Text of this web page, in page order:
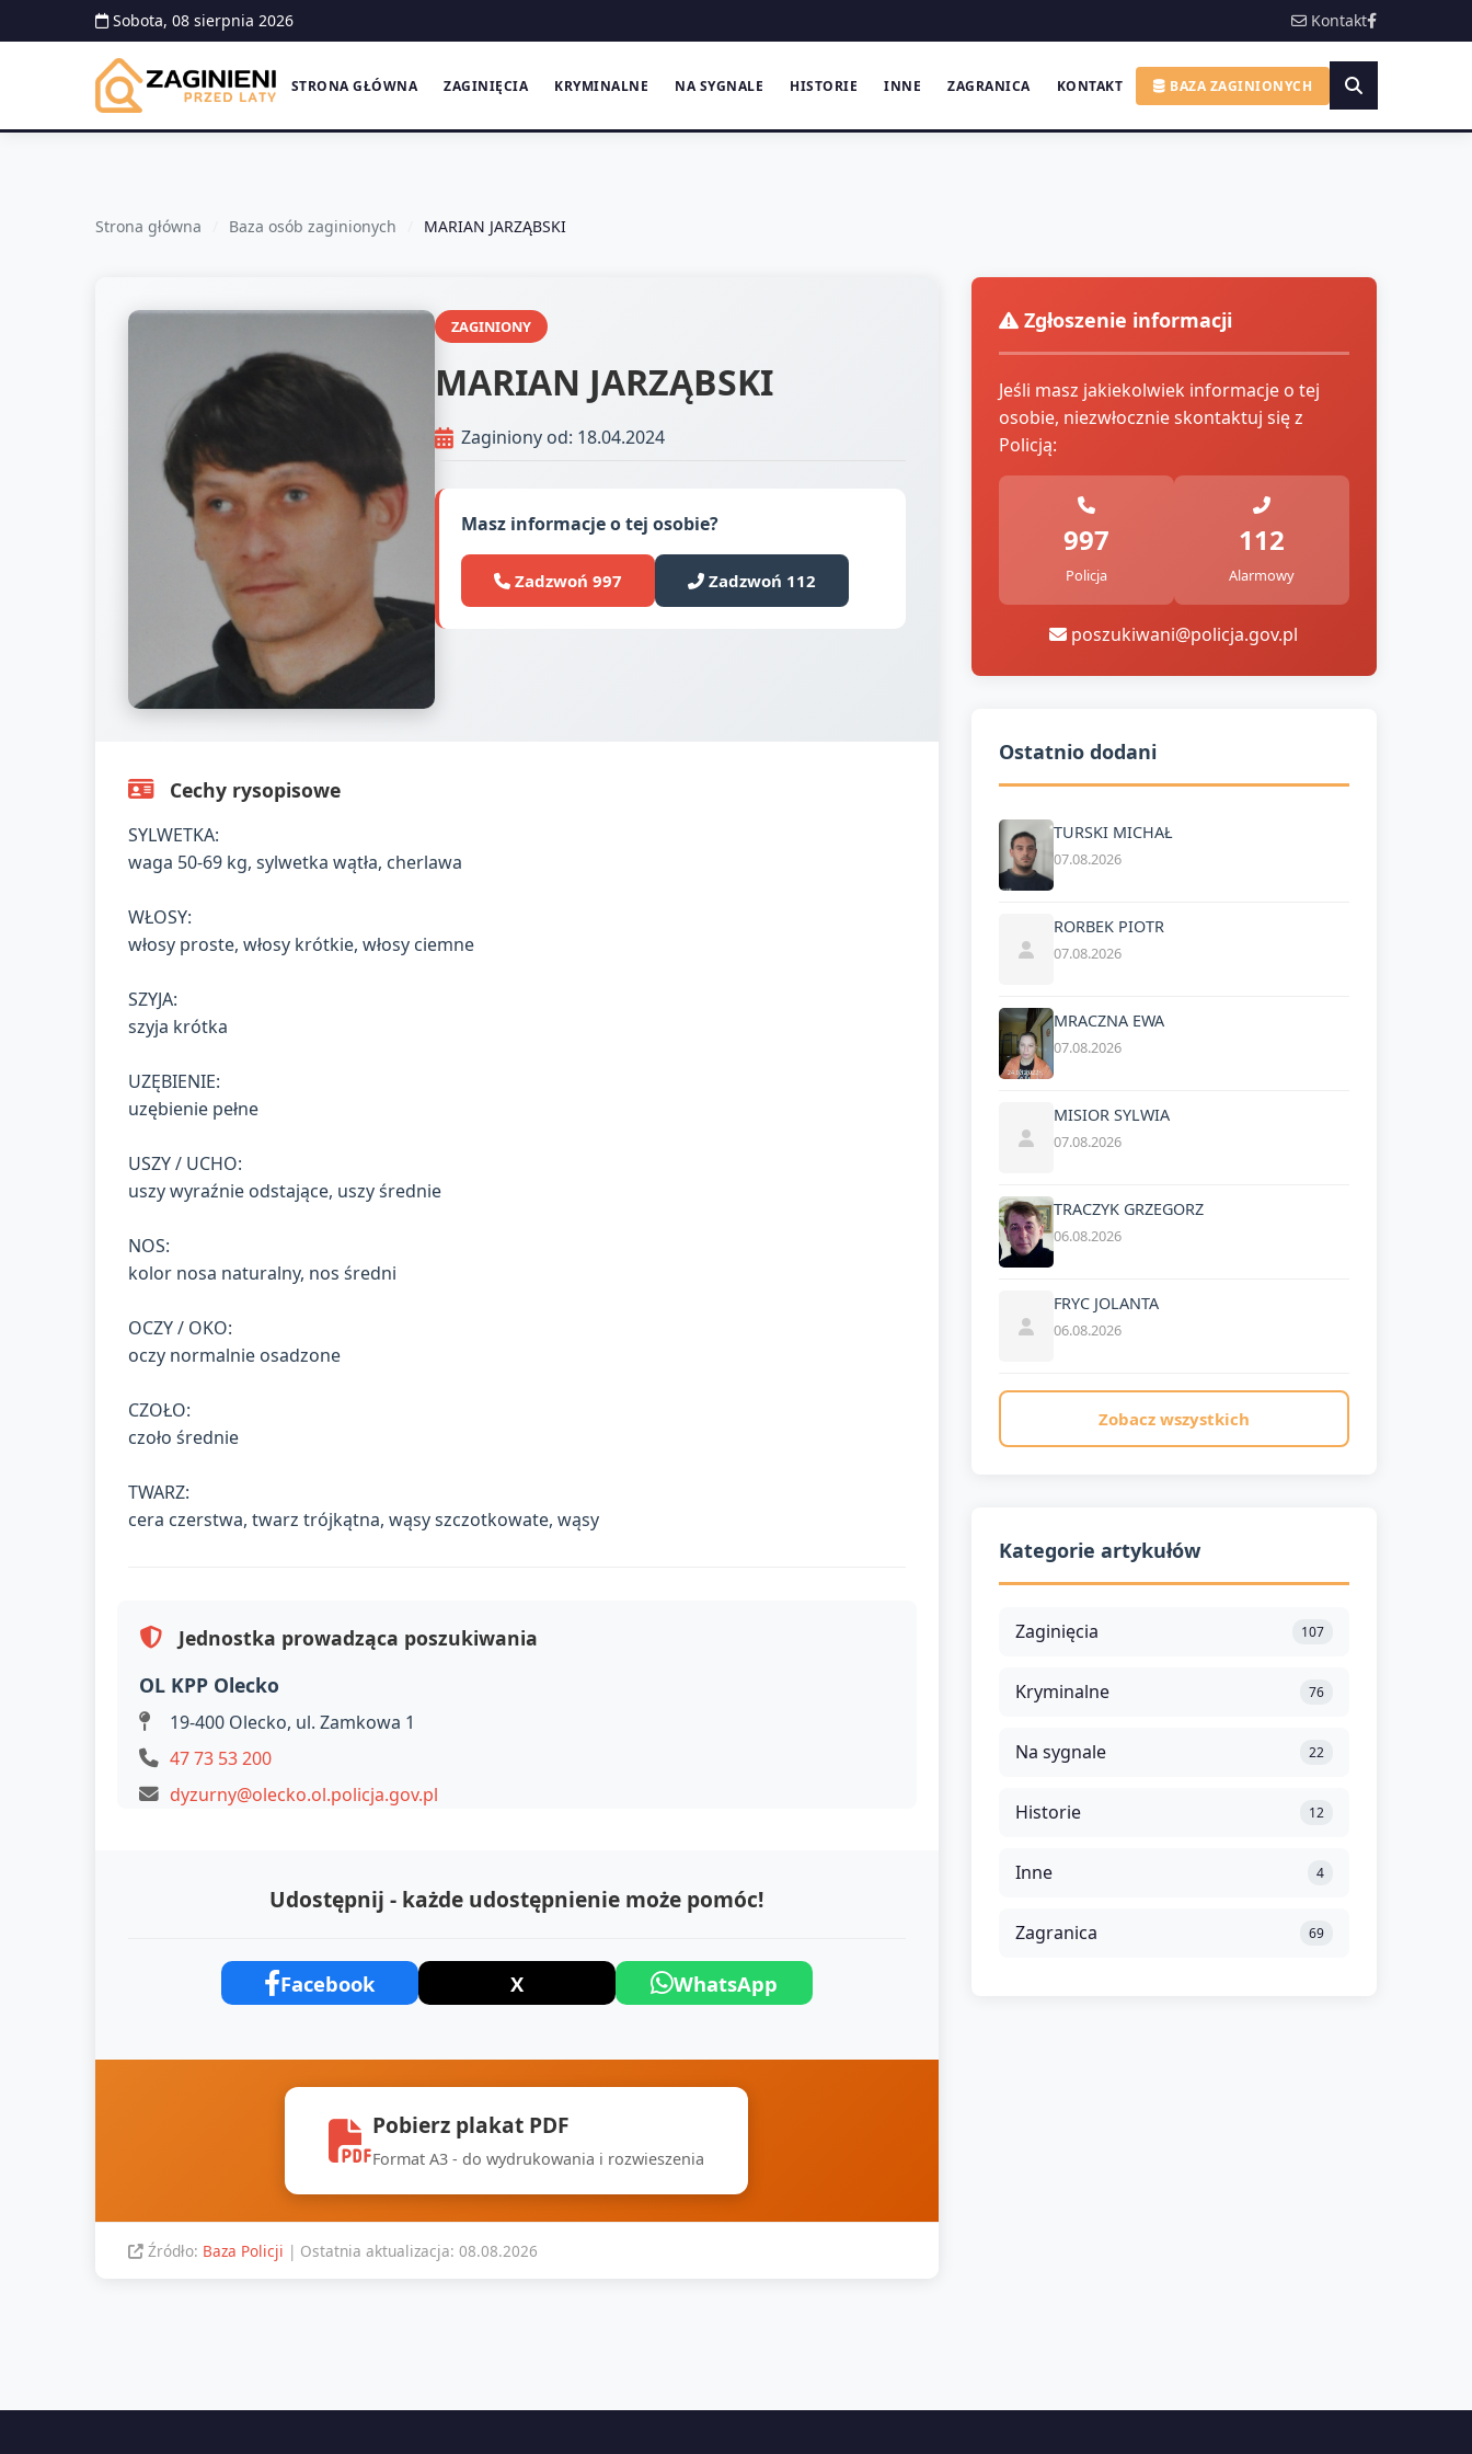
Sobota, 08 sierpnia 2026 Kontakt
STRONA GŁÓWNA ZAGINIĘCIA KRYMINALNE NA SYGNALE HISTORIE INNE ZAGRANICA KONTAKT BAZA ZAGINIONYCH
Strona główna Baza osób zaginionych MARIAN JARZĄBSKI
ZAGINIONY
MARIAN JARZĄBSKI
Zaginiony od: 18.04.2024
Masz informacje o tej osobie?
Zadzwoń 997 Zadzwoń 112
Cechy rysopisowe
SYLWETKA:
waga 50-69 kg, sylwetka wątła, cherlawa
WŁOSY:
włosy proste, włosy krótkie, włosy ciemne
SZYJA:
szyja krótka
UZĘBIENIE:
uzębienie pełne
USZY / UCHO:
uszy wyraźnie odstające, uszy średnie
NOS:
kolor nosa naturalny, nos średni
OCZY / OKO:
oczy normalnie osadzone
CZOŁO:
czoło średnie
TWARZ:
cera czerstwa, twarz trójkątna, wąsy szczotkowate, wąsy
Jednostka prowadząca poszukiwania
OL KPP Olecko
19-400 Olecko, ul. Zamkowa 1
47 73 53 200
dyzurny@olecko.ol.policja.gov.pl
Udostępnij - każde udostępnienie może pomóc!
Facebook X WhatsApp
Pobierz plakat PDF
Format A3 - do wydrukowania i rozwieszenia
Źródło: Baza Policji | Ostatnia aktualizacja: 08.08.2026
Zgłoszenie informacji
Jeśli masz jakiekolwiek informacje o tej
osobie, niezwłocznie skontaktuj się z
Policją:
997
Policja
112
Alarmowy
poszukiwani@policja.gov.pl
Ostatnio dodani
TURSKI MICHAŁ
07.08.2026
RORBEK PIOTR
07.08.2026
MRACZNA EWA
07.08.2026
MISIOR SYLWIA
07.08.2026
TRACZYK GRZEGORZ
06.08.2026
FRYC JOLANTA
06.08.2026
Zobacz wszystkich
Kategorie artykułów
Zaginięcia 107
Kryminalne 76
Na sygnale 22
Historie 12
Inne 4
Zagranica 69